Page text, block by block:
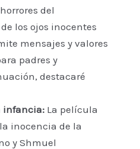
del
los ojos inocentes
mensajes y valores
padres y
destacaré
infancia: La película
inocencia de la
y Shmuel